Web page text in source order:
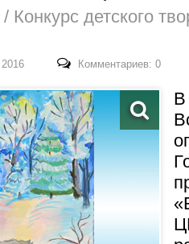
/ Конкурс детского
Комментариев: 0
В